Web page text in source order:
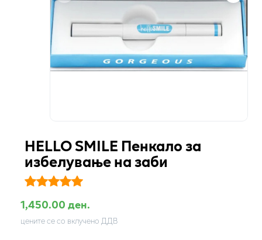
HELLO SMILE Пенкало за
избелување на заби
1,450.00 ден.
цените се со вклучено ДДВ